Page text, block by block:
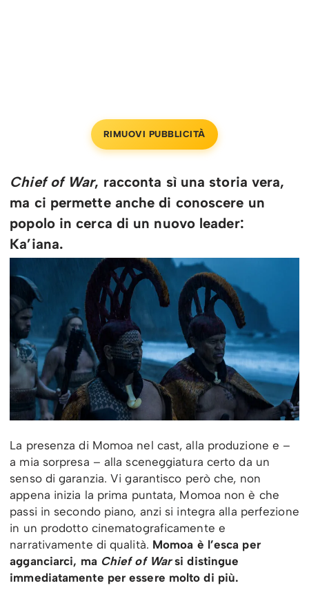
RIMUOVI PUBBLICITÀ
Chief of War, racconta sì una storia vera,
ma ci permette anche di conoscere un
popolo in cerca di un nuovo leader:
Ka’iana.
La presenza di Momoa nel cast, alla produzione e –
a mia sorpresa – alla sceneggiatura certo da un
senso di garanzia. Vi garantisco però che, non
appena inizia la prima puntata, Momoa non è che
passi in secondo piano, anzi si integra alla perfezione
in un prodotto cinematograficamente e
narrativamente di qualità. Momoa è l’esca per
agganciarci, ma Chief of Warsi distingue
immediatamente per essere molto di più.